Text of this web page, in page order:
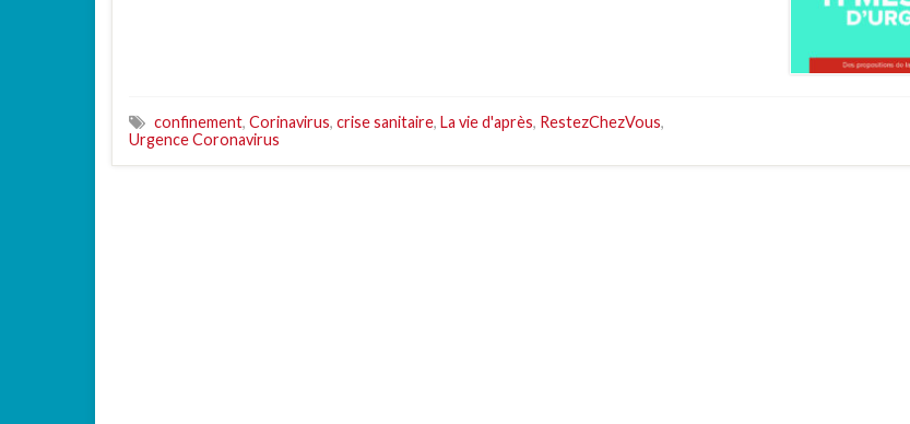
confinement, Corinavirus, crise sanitaire, La vie d'après, RestezChezVous,
Urgence Coronavirus